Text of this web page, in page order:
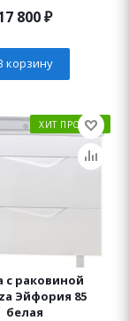
800₽
корзину
ХИТ ПРОДАЖ
с раковиной
Эйфория 85
белая